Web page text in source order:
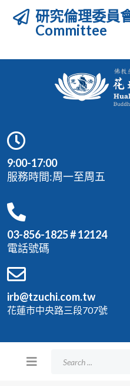
研究倫理委員
Committee
9:00-17:00
服務時間:周一至周五
03-856-1825 # 12124
電話號碼
irb@tzuchi.com.tw
花蓮市中央路三段707號